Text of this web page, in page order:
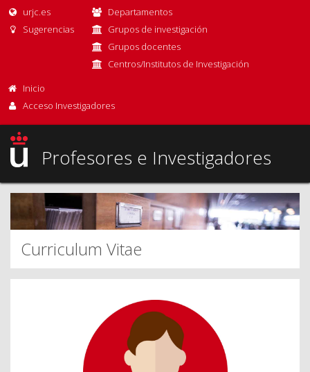
urjc.es
Sugerencias
Departamentos
Grupos de investigación
Grupos docentes
Centros/Institutos de Investigación
Inicio
Acceso Investigadores
Profesores e Investigadores
Curriculum Vitae